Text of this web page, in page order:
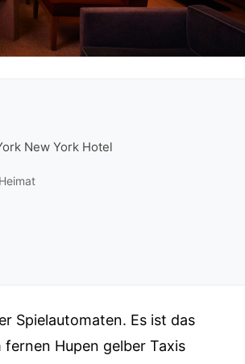
New York Hotel
Spielautomaten. Es ist das
Hupen gelber Taxis